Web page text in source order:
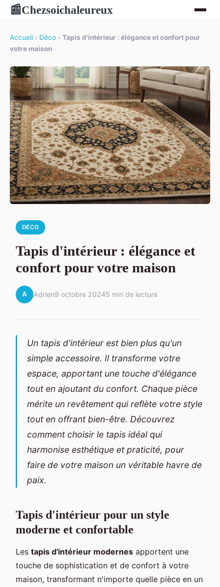
📰Chezsoichaleureux
Accueil › Déco › Tapis d'intérieur : élégance et confort pour
votre maison
DÉCO
Tapis d'intérieur : élégance et
confort pour votre maison
A Adrien9 octobre 20245 min de lecture
Un tapis d'intérieur est bien plus qu'un
simple accessoire. Il transforme votre
espace, apportant une touche d'élégance
tout en ajoutant du confort. Chaque pièce
mérite un revêtement qui reflète votre style
tout en offrant bien-être. Découvrez
comment choisir le tapis idéal qui
harmonise esthétique et praticité, pour
faire de votre maison un véritable havre de
paix.
Tapis d'intérieur pour un style
moderne et confortable
Les tapis d'intérieur modernes apportent une
touche de sophistication et de confort à votre
maison, transformant n'importe quelle pièce en un